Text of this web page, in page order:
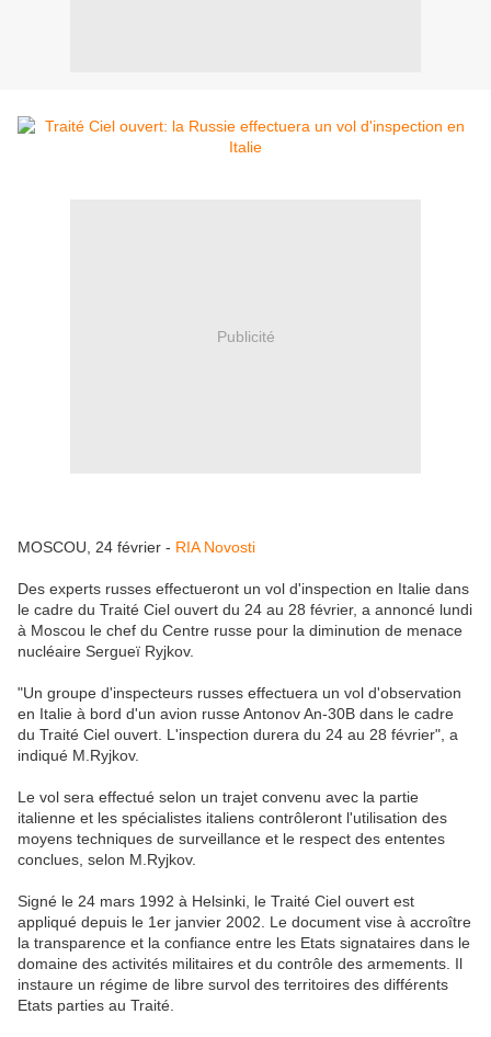
Publicité
MOSCOU, 24 février - RIA Novosti
Des experts russes effectueront un vol d'inspection en Italie dans
le cadre du Traité Ciel ouvert du 24 au 28 février, a annoncé lundi
à Moscou le chef du Centre russe pour la diminution de menace
nucléaire Sergueï Ryjkov.
"Un groupe d'inspecteurs russes effectuera un vol d'observation
en Italie à bord d'un avion russe Antonov An-30B dans le cadre
du Traité Ciel ouvert. L'inspection durera du 24 au 28 février", a
indiqué M.Ryjkov.
Le vol sera effectué selon un trajet convenu avec la partie
italienne et les spécialistes italiens contrôleront l'utilisation des
moyens techniques de surveillance et le respect des ententes
conclues, selon M.Ryjkov.
Signé le 24 mars 1992 à Helsinki, le Traité Ciel ouvert est
appliqué depuis le 1er janvier 2002. Le document vise à accroître
la transparence et la confiance entre les Etats signataires dans le
domaine des activités militaires et du contrôle des armements. Il
instaure un régime de libre survol des territoires des différents
Etats parties au Traité.